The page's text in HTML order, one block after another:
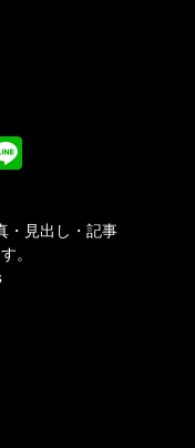
・見出し・記事
。